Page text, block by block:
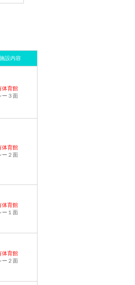
施設内容
体育館
ー３面
体育館
ー２面
体育館
ー１面
体育館
ー２面